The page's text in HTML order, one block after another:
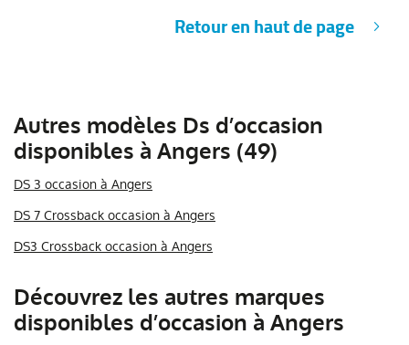
Retour en haut de page
Autres modèles Ds d’occasion
disponibles à Angers (49)
DS 3 occasion à Angers
DS 7 Crossback occasion à Angers
DS3 Crossback occasion à Angers
Découvrez les autres marques
disponibles d’occasion à Angers